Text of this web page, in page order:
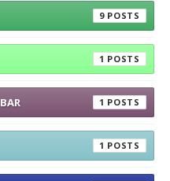
9
1
1
1